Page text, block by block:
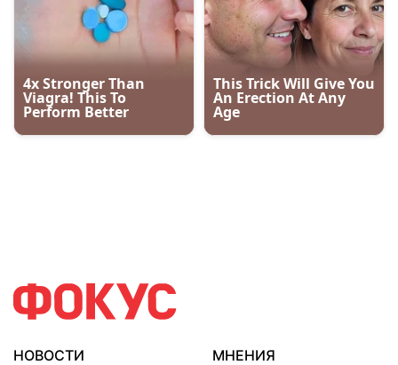
НОВОСТИ
МНЕНИЯ